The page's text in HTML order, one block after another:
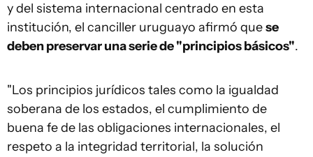
y del sistema internacional centrado en esta
institución, el canciller uruguayo afirmó quese
deben preservar una serie de "principios básicos".
"Los principios jurídicos tales como la igualdad
soberana de los estados, el cumplimiento de
buena fe de las obligaciones internacionales, el
respeto a la integridad territorial, la solución